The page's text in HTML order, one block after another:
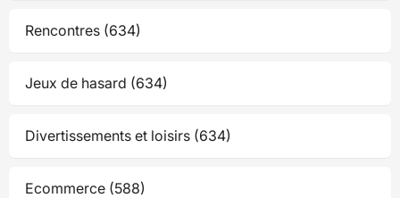
Rencontres (634)
Jeux de hasard (634)
Divertissements et loisirs (634)
Ecommerce (588)